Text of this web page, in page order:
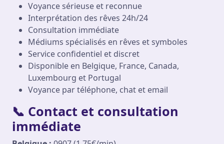
Voyance sérieuse et reconnue
Interprétation des rêves 24h/24
Consultation immédiate
Médiums spécialisés en rêves et symboles
Service confidentiel et discret
Disponible en Belgique, France, Canada,
Luxembourg et Portugal
Voyance par téléphone, chat et email
📞 Contact et consultation
immédiate